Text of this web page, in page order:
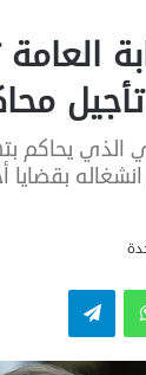
الذي
بقضايا
واتساب تيلقرام